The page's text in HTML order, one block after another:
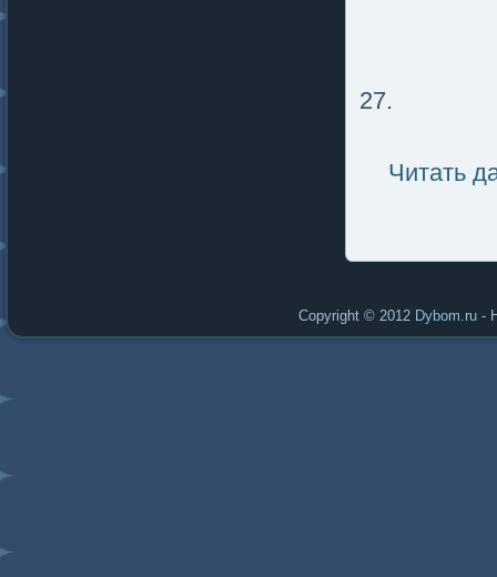
27.
Читать
Copyright © 2012 Dybom.ru -